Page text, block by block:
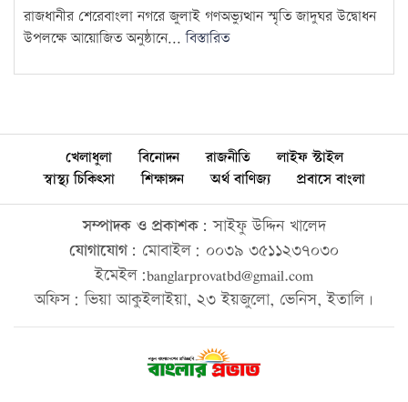
রাজধানীর শেরেবাংলা নগরে জুলাই গণঅভ্যুত্থান স্মৃতি জাদুঘর উদ্বোধন
উপলক্ষে আয়োজিত অনুষ্ঠানে...বিস্তারিত
খেলাধুলা বিনোদন রাজনীতি
লাইফ স্টাইল
স্বাস্থ্য চিকিৎসা
শিক্ষাঙ্গন অর্থ বাণিজ্য প্রবাসে বাংলা
সম্পাদক ও প্রকাশক: সাইফু উদ্দিন খালেদ
যোগাযোগ: মোবাইল: ০০৩৯ ৩৫১১২৩৭০৩০
ইমেইল:banglarprovatbd@gmail.com
অফিস: ভিয়া আকুইলাইয়া, ২৩ ইয়জুলো, ভেনিস, ইতালি।